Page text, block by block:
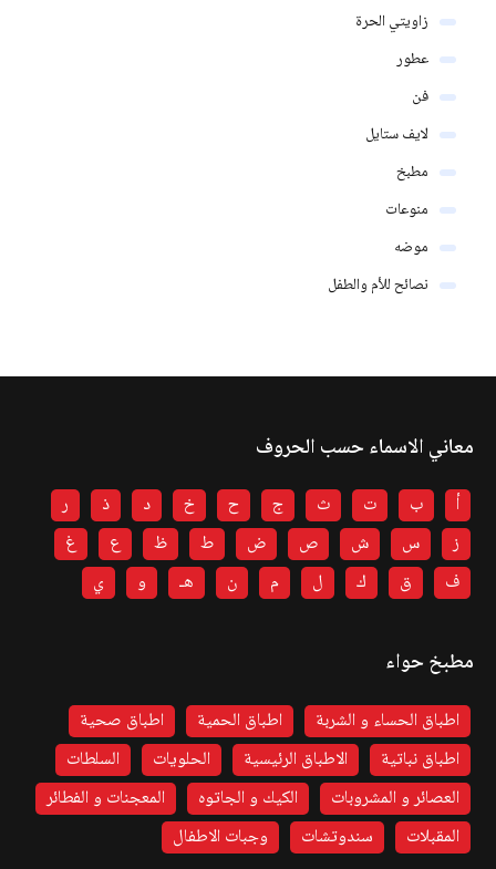
زاويتي الحرة
عطور
فن
لايف ستايل
مطبخ
منوعات
موضه
نصائح للأم والطفل
معاني الاسماء حسب الحروف
أ ب ت ث ج ح خ د ذ
ر
ز
س ش ص ض ط ظ ع
غ
ف
ق ك ل م ن هـ و ي
مطبخ حواء
اطباق الحساء و الشربة اطباق الحمية
اطباق صحية
اطباق نباتية
الاطباق الرئيسية الحلويات
السلطات
العصائر و المشروبات
الكيك و الجاتوه
المعجنات و الفطائر
المقبلات
سندوتشات وجبات الاطفال